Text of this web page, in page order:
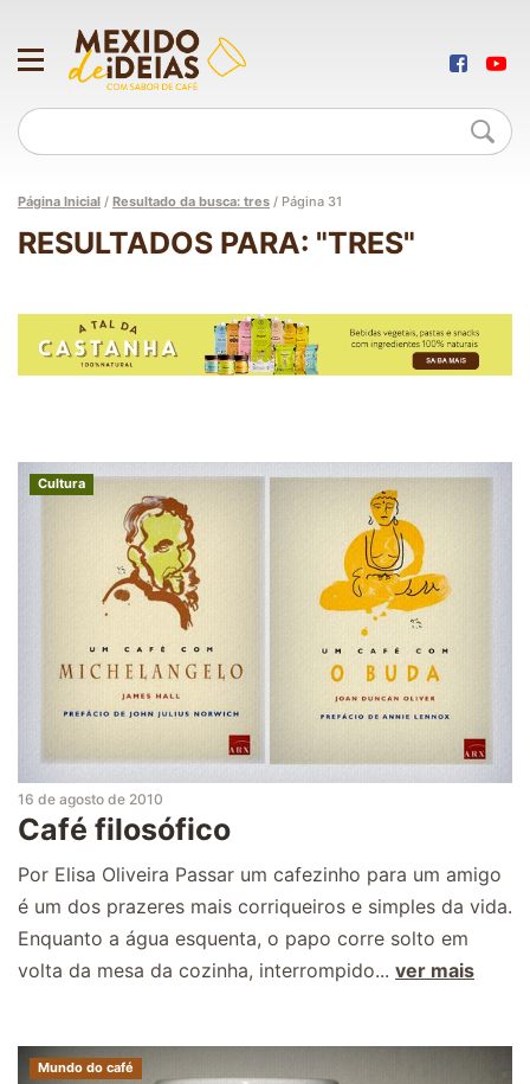
Página Inicial / Resultado da busca: tres / Página 31
RESULTADOS PARA: "TRES"
Cultura
16 de agosto de 2010
Café filosófico
Por Elisa Oliveira Passar um cafezinho para um amigo
é um dos prazeres mais corriqueiros e simples da vida.
Enquanto a água esquenta, o papo corre solto em
volta da mesa da cozinha, interrompido... ver mais
Mundo do café